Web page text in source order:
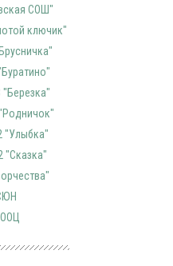
СОШ"
ключик"
"Улыбка"